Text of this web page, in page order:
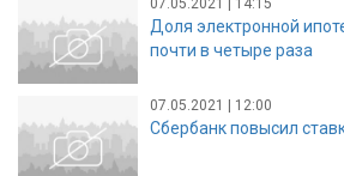
07.05.2021 | 14:15
Доля электронной
почти в четыре раза
07.05.2021 | 12:00
Сбербанк повысил